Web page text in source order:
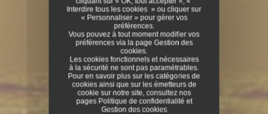
Interdire tous les cookies » ou cliquer sur
« Personnaliser » pour gérer vos
préférences.
Vous pouvez à tout moment modifier vos
préférences via la page Gestion des
cookies.
Les cookies fonctionnels et nécessaires
à la sécurité ne sont pas paramétrables.
Pour en savoir plus sur les catégories de
cookies ainsi que sur les émetteurs de
cookie sur notre site, consultez nos
pages Politique de confidentialité et
Gestion des cookies